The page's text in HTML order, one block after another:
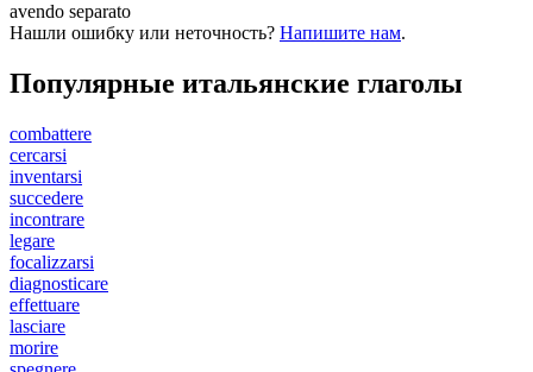
avendo separato
Нашли ошибку или неточность? Напишите нам.
Популярные итальянские глаголы
combattere
cercarsi
inventarsi
succedere
incontrare
legare
focalizzarsi
diagnosticare
effettuare
lasciare
morire